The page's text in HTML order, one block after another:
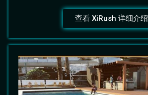
查看 XiRush 详细介绍